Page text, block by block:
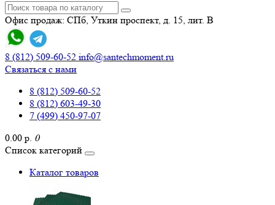
Офис продаж: СПб, Уткин проспект, д. 15, лит. В
8 (812) 509-60-52 info@santechmoment.ru
Связаться с нами
8 (812) 509-60-52
8 (812) 603-49-30
7 (499) 450-97-07
0.00 р. 0
Список категорий
Каталог товаров